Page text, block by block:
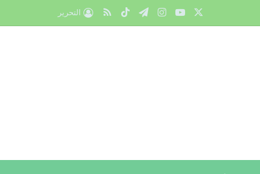
يوتيوبانستقرام
تيلقرام‫TikTokملخص الموقع RSS
التحرير